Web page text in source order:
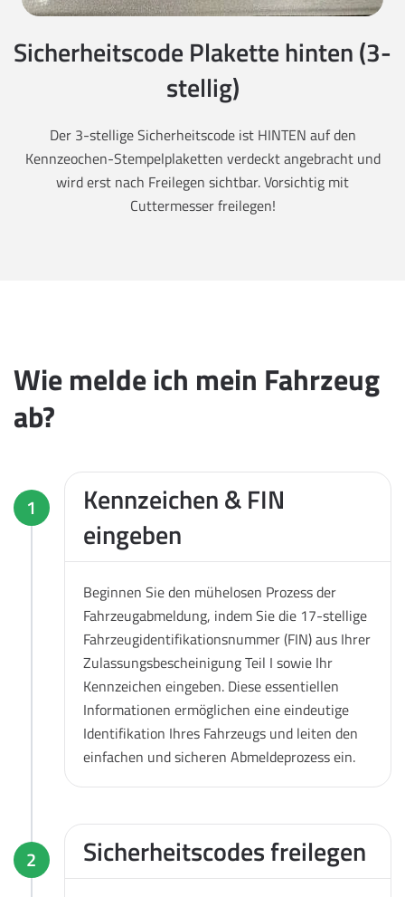
Sicherheitscode Plakette hinten (3-
stellig)
Der 3-stellige Sicherheitscode ist HINTEN auf den
Kennzeochen-Stempelplaketten verdeckt angebracht und
wird erst nach Freilegen sichtbar. Vorsichtig mit
Cuttermesser freilegen!
Wie melde ich mein Fahrzeug
ab?
1
Kennzeichen & FIN
eingeben
Beginnen Sie den mühelosen Prozess der
Fahrzeugabmeldung, indem Sie die 17-stellige
Fahrzeugidentifikationsnummer (FIN) aus Ihrer
Zulassungsbescheinigung Teil I sowie Ihr
Kennzeichen eingeben. Diese essentiellen
Informationen ermöglichen eine eindeutige
Identifikation Ihres Fahrzeugs und leiten den
einfachen und sicheren Abmeldeprozess ein.
2 Sicherheitscodes freilegen